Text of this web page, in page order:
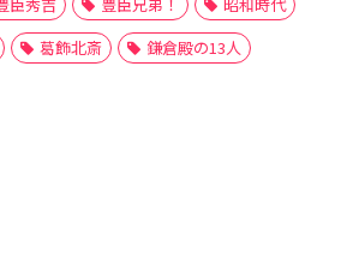
葛飾北斎 鎌倉殿の13人